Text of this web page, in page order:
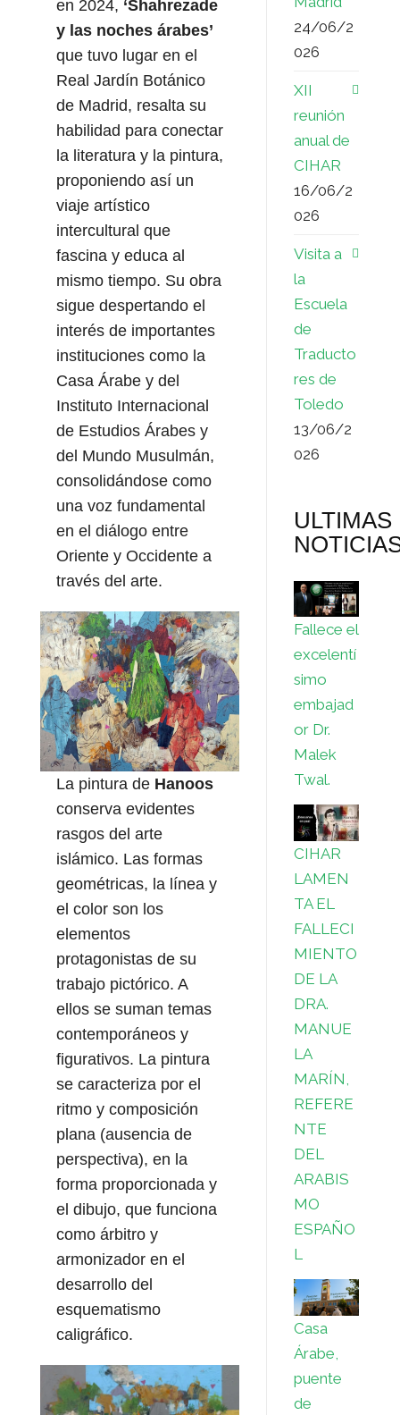
en 2024, ‘Shahrezade
y las noches árabes’
que tuvo lugar en el
Real Jardín Botánico
de Madrid, resalta su
habilidad para conectar
la literatura y la pintura,
proponiendo así un
viaje artístico
intercultural que
fascina y educa al
mismo tiempo. Su obra
sigue despertando el
interés de importantes
instituciones como la
Casa Árabe y del
Instituto Internacional
de Estudios Árabes y
del Mundo Musulmán,
consolidándose como
una voz fundamental
en el diálogo entre
Oriente y Occidente a
través del arte.
La pintura de Hanoos
conserva evidentes
rasgos del arte
islámico. Las formas
geométricas,​ la línea y
el color son los
elementos
protagonistas de su
trabajo pictórico.​ A
ellos se suman temas
contemporáneos y
figurativos. La pintura
se caracteriza por el
ritmo y composición
plana (ausencia de
perspectiva),​ en la
forma proporcionada y
el dibujo, que funciona
como árbitro y
armonizador en el
desarrollo del
esquematismo
caligráfico.
24/06/2
026
XII
reunión
anual de
CIHAR
16/06/2
026
Visita a
la
Escuela
de
Traducto
res de
Toledo
13/06/2
026
ULTIMAS
Fallece el
excelentí
simo
embajad
or Dr.
Malek
Twal.
CIHAR
LAMEN
TA EL
FALLECI
MIENTO
DE LA
DRA.
MANUE
LA
MARÍN,
REFERE
NTE
DEL
ARABIS
MO
ESPAÑO
L
Casa
Árabe,
puente
de